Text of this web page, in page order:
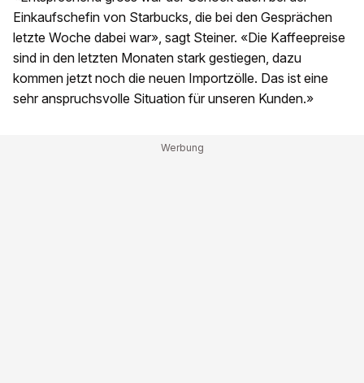
Einkaufschefin von Starbucks, die bei den Gesprächen
letzte Woche dabei war», sagt Steiner. «Die Kaffeepreise
sind in den letzten Monaten stark gestiegen, dazu
kommen jetzt noch die neuen Importzölle. Das ist eine
sehr anspruchsvolle Situation für unseren Kunden.»